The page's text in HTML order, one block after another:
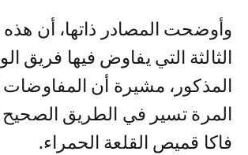
وأوضحت المصادر ذاتها، أن
الثالثة التي يفاوض فيها فريق
المذكور، مشيرة أن
المرة تسير في الطريق
فاكا قميص القلعة الحمراء.